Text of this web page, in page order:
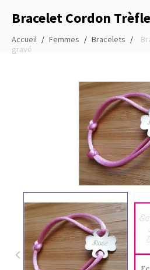
Bracelet Cordon
Accueil Femmes Bracelets
gravé